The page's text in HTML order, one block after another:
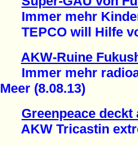
Immer mehr
TEPCO will Hilfe
AKW-Ruine
Immer mehr
Meer (8.08.13)
Greenpeace deckt
AKW Tricastin